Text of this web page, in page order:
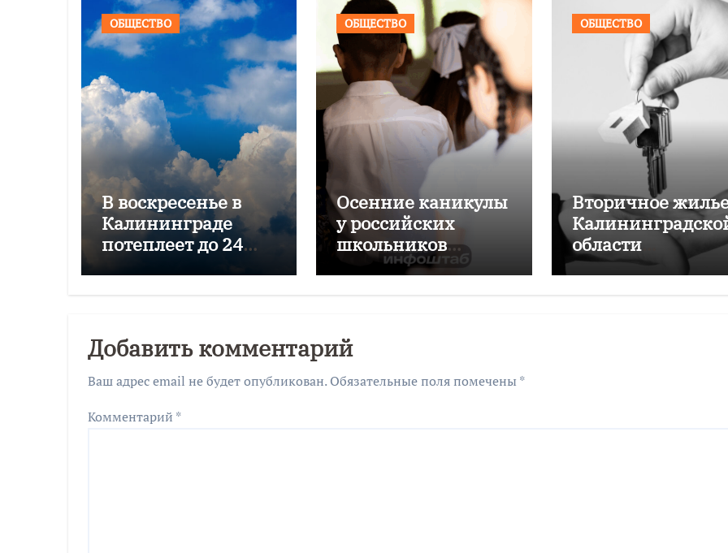
ОБЩЕСТВО
В воскресенье в
Калининграде
потеплеет до 24
градусов
ОБЩЕСТВО
Осенние каникулы
у российских
школьников
продлятся дольше
ОБЩЕСТВО
Вторичное
области
подорожало на
Добавить комментарий
Ваш адрес email не будет опубликован. Обязательные поля помечены *
Комментарий *